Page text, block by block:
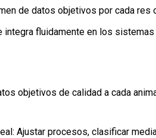
de datos objetivos por cada res
fluidamente en los
objetivos de calidad a cada
Ajustar procesos, clasificar